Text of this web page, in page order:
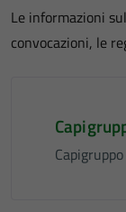
Le informazioni
convocazioni, le
Capigruppo